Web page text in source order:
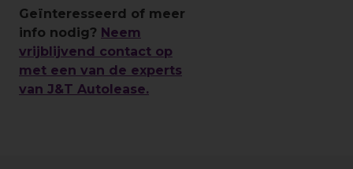
Geïnteresseerd of meer
info nodig? Neem
vrijblijvend contact op
met een van de experts
van J&T Autolease.